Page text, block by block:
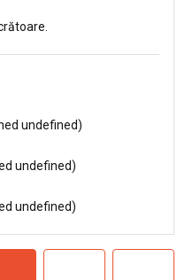
undefined)
undefined)
undefined)